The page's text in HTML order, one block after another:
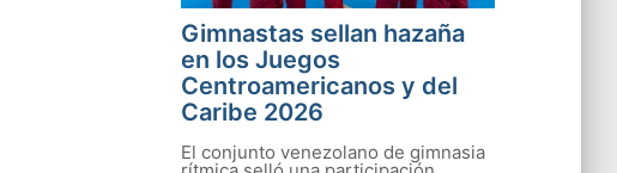
Gimnastas sellan hazaña
en los Juegos
Centroamericanos y del
Caribe 2026
El conjunto venezolano de gimnasia